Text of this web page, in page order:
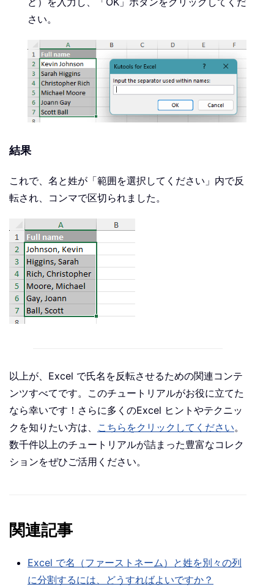
さい。
結果
これで、名と姓が「範囲を選択してください」内で反
転され、コンマで区切られました。
以上が、Excel で氏名を反転させるための関連コンテ
ンツすべてです。このチュートリアルがお役に立てた
なら幸いです！さらに多くのExcel ヒントやテクニッ
クを知りたい方は、 こちらをクリックしてください。
数千件以上のチュートリアルが詰まった豊富なコレク
ションをぜひご活用ください。
関連記事
Excel で名（ファーストネーム）と姓を別々の列
に分割するには、どうすればよいですか？